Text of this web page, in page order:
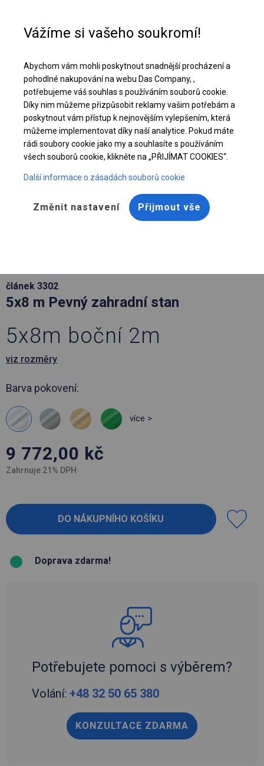
Stáhněte si nabídku PDF
BESTSELLER
článek 3302
5x8 m Pevný zahradní stan
5x8m boční 2m
viz rozměry
Barva pokovení:
více >
9 772,00 kč
Zahrnuje 21% DPH
Doprava zdarma!
Potřebujete pomoci s výběrem?
Volání: +48 32 50 65 380
KONZULTACE ZDARMA
Vážíme si vašeho soukromí!
Abychom vám mohli poskytnout snadnější procházení a
pohodlné nakupování na webu Das Company, ,
potřebujeme váš souhlas s používáním souborů cookie.
Díky nim můžeme přizpůsobit reklamy vašim potřebám a
poskytnout vám přístup k nejnovějším vylepšením, která
můžeme implementovat díky naší analytice. Pokud máte
rádi soubory cookie jako my a souhlasíte s používáním
všech souborů cookie, klikněte na „PŘIJÍMAT COOKIES“.
Další informace o zásadách souborů cookie
Změnit nastavení Přijmout vše